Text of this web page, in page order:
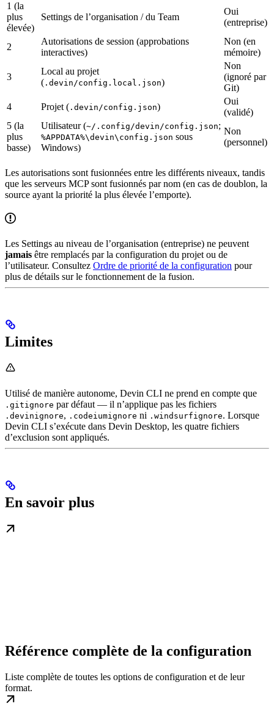
1 (la
plus
élevée)
Settings de l’organisation / du Team
Oui
(entreprise)
2
Autorisations de session (approbations
interactives)
Non (en
mémoire)
3
Local au projet
( .devin/config.local.json)
Non
(ignoré par
Git)
4
Projet ( .devin/config.json)
Oui
(validé)
5 (la
plus
basse)
Utilisateur (~/.config/devin/config.json;
%APPDATA%\devin\config.json sous
Windows)
Non
(personnel)
Les autorisations sont fusionnées entre les différents niveaux, tandis
que les serveurs MCP sont fusionnés par nom (en cas de doublon, la
source ayant la priorité la plus élevée l’emporte).
Les Settings au niveau de l’organisation (entreprise) ne peuvent
jamais être remplacés par la configuration du projet ou de
l’utilisateur. Consultez Ordre de priorité de la configuration pour
plus de détails sur le fonctionnement de la fusion.
Limites
Utilisé de manière autonome, Devin CLI ne prend en compte que
.gitignore par défaut — il n’applique pas les fichiers
.devinignore, .codeiumignore ni .windsurfignore. Lorsque
Devin CLI s’exécute dans Devin Desktop, les quatre fichiers
d’exclusion sont appliqués.
En savoir plus
Référence complète de la configuration
Liste complète de toutes les options de configuration et de leur
format.